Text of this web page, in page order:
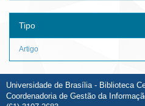
Tipo
Artigo
Universidade de Brasília - Biblioteca
Coordenadoria de Gestão da